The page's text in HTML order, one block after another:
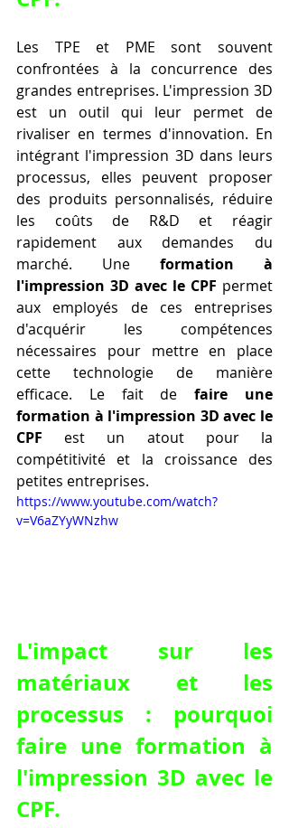
Les TPE et PME sont souvent
confrontées à la concurrence des
grandes entreprises. L'impression 3D
est un outil qui leur permet de
rivaliser en termes d'innovation. En
intégrant l'impression 3D dans leurs
processus, elles peuvent proposer
des produits personnalisés, réduire
les coûts de R&D et réagir
rapidement aux demandes du
marché. Une formation à
l'impression 3D avec le CPF permet
aux employés de ces entreprises
d'acquérir les compétences
nécessaires pour mettre en place
cette technologie de manière
efficace. Le fait de faire une
formation à l'impression 3D avec le
CPF est un atout pour la
compétitivité et la croissance des
petites entreprises.
https://www.youtube.com/watch?
v=V6aZYyWNzhw
L'impact sur les
matériaux et les
processus : pourquoi
faire une formation à
l'impression 3D avec le
CPF.